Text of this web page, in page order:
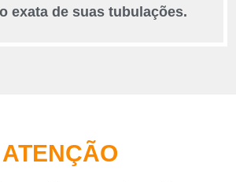
exata de suas tubulações.
ATENÇÃO